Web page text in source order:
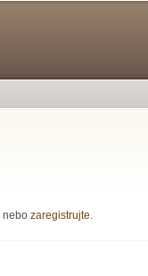
nebo zaregistrujte.